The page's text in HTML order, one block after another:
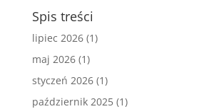
Spis treści
lipiec 2026(1)
maj 2026(1)
styczeń 2026(1)
październik 2025(1)